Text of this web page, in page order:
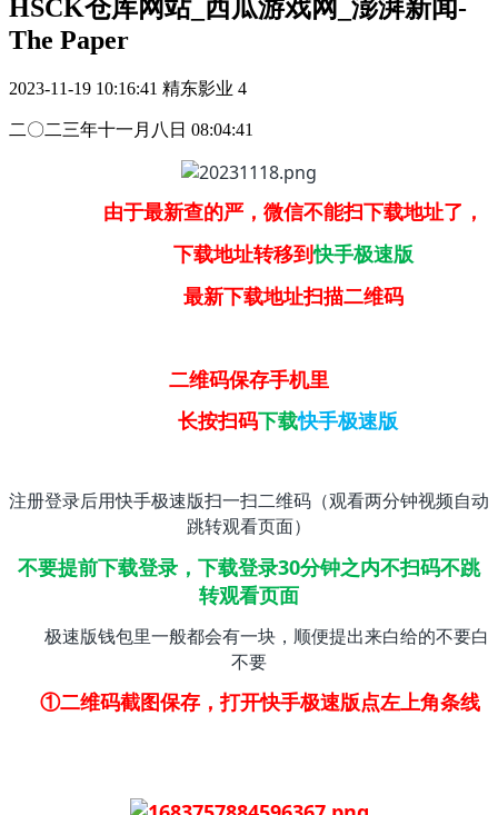
HSCK仓库网站_西瓜游戏网_澎湃新闻-
The Paper
2023-11-19 10:16:41 精东影业 4
二〇二三年十一月八日 08:04:41
由于最新查的严，微信不能扫下载地址了，
下载地址转移到快手极速版
最新下载地址扫描二维码
二维码保存手机里
长按扫码下载快手极速版
注册登录后用快手极速版扫一扫二维码（观看两分钟视频自动
跳转观看页面）
不要提前下载登录，下载登录30分钟之内不扫码不跳
转观看页面
极速版钱包里一般都会有一块，顺便提出来白给的不要白
不要
①二维码截图保存，打开快手极速版点左上角条线